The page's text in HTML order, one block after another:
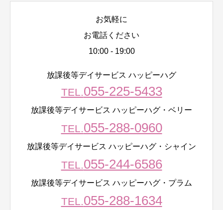
お気軽に
お電話ください
10:00 - 19:00
放課後等デイサービス ハッピーハグ
TEL. 055-225-5433
放課後等デイサービス ハッピーハグ・ベリー
TEL. 055-288-0960
放課後等デイサービス ハッピーハグ・シャイン
TEL. 055-244-6586
放課後等デイサービス ハッピーハグ・プラム
TEL. 055-288-1634